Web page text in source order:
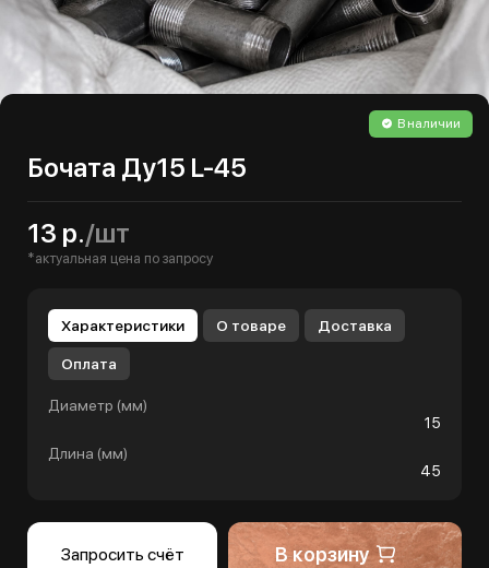
В наличии
Бочата Ду15 L-45
13 р./шт
*актуальная цена по запросу
Характеристики О товаре Доставка
Оплата
Диаметр (мм)
15
Длина (мм)
45
Запросить счёт В корзину